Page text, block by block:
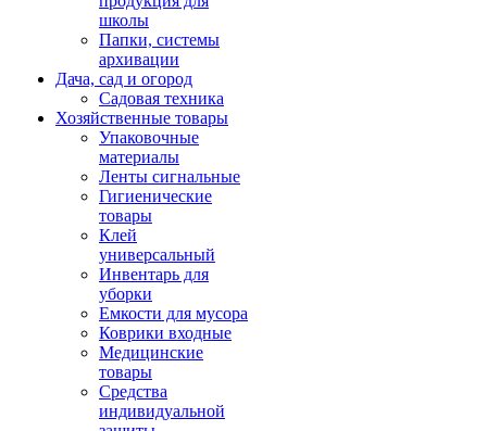
школы
Папки, системы
архивации
Дача, сад и огород
Садовая техника
Хозяйственные товары
Упаковочные
материалы
Ленты сигнальные
Гигиенические
товары
Клей
универсальный
Инвентарь для
уборки
Емкости для мусора
Коврики входные
Медицинские
товары
Средства
индивидуальной